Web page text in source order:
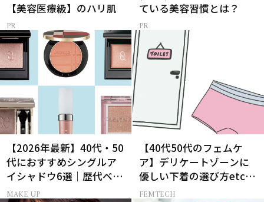
【美容医療級】のハリ肌
ている美容習慣とは？
【2026年最新】40代・50
代におすすめシングルア
イシャドウ6選｜歴代ベス
トコスメ受賞まとめ
MAKE UP
【40代50代のフェムケ
ア】デリケートゾーンに
優しい下着の選び方etc.
をプロが解説！
FEMTECH